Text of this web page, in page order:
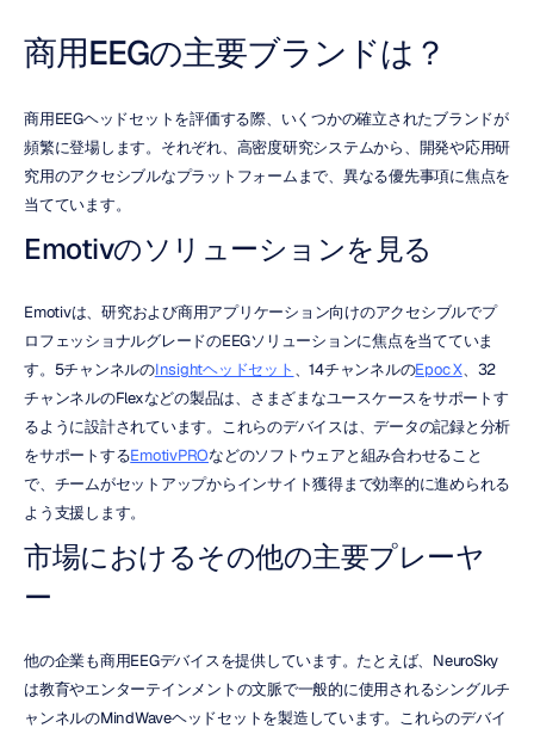
商用EEGの主要ブランドは？
商用EEGヘッドセットを評価する際、いくつかの確立されたブランドが
頻繁に登場します。それぞれ、高密度研究システムから、開発や応用研
究用のアクセシブルなプラットフォームまで、異なる優先事項に焦点を
当てています。
Emotivのソリューションを見る
Emotivは、研究および商用アプリケーション向けのアクセシブルでプ
ロフェッショナルグレードのEEGソリューションに焦点を当てていま
す。5チャンネルのInsightヘッドセット 、14チャンネルのEpoc X、32
チャンネルのFlexなどの製品は、さまざまなユースケースをサポートす
るように設計されています。これらのデバイスは、データの記録と分析
をサポートするEmotivPROなどのソフトウェアと組み合わせること
で、チームがセットアップからインサイト獲得まで効率的に進められる
よう支援します。
市場におけるその他の主要プレーヤ
ー
他の企業も商用EEGデバイスを提供しています。たとえば、NeuroSky
は教育やエンターテインメントの文脈で一般的に使用されるシングルチ
ャンネルのMindWaveヘッドセットを製造しています。これらのデバイ